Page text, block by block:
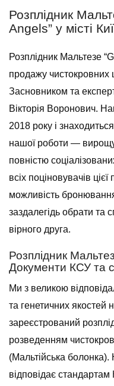
Розплідник
Angels” у місті
Розплідник Мальтезе
продажу чистокровних
Засновником та
Вікторія Воронович.
2018 року і
нашої роботи —
повністю
всіх поціновувачів
можливість
заздалегідь обрати та
вірного друга.
Розплідник
Документи КСУ та
Ми з великою
та генетичних якостей
зареєстрований
розведенням
(Мальтійська болонка).
відповідає стандартам